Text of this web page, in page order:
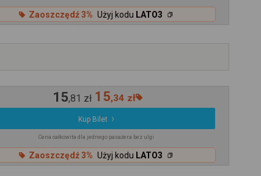
Zaoszczędź 3% Użyj kodu LATO3
15,81 zł 15,34 zł
Kup Bilet
Cena całkowita dla jednego pasażera bez ulgi
Zaoszczędź 3% Użyj kodu LATO3